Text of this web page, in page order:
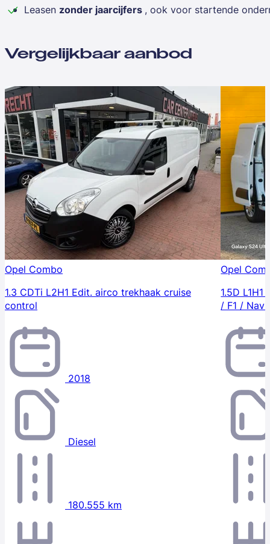
Leasen zonder jaarcijfers , ook voor startende
Vergelijkbaar aanbod
Opel Combo
1.3 CDTi L2H1 Edit. airco trekhaak cruise
control
2018
Diesel
180.555 km
Opel
1.5D
/ F1 /